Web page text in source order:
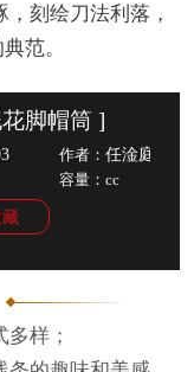
刻绘刀法利落，
范。
脚帽筒 ]
作者：任淦庭
容量：cc
样；